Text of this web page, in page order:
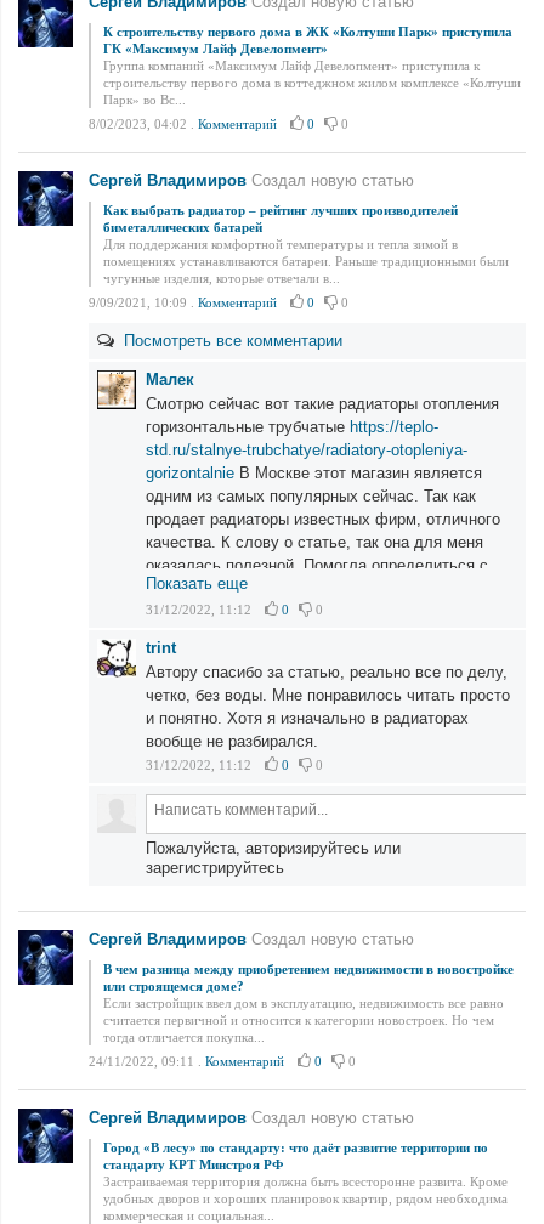
К строительству первого дома в ЖК «Колтуши Парк» приступила
ГК «Максимум Лайф Девелопмент»
Группа компаний «Максимум Лайф Девелопмент» приступила к
строительству первого дома в коттеджном жилом комплексе «Колтуши
Парк» во Вс...
8/02/2023, 04:02
Комментарий 0 0
Сергей Владимиров Создал новую статью
Как выбрать радиатор – рейтинг лучших производителей
биметаллических батарей
Для поддержания комфортной температуры и тепла зимой в
помещениях устанавливаются батареи. Раньше традиционными были
чугунные изделия, которые отвечали в...
9/09/2021, 10:09
Комментарий 0 0
Посмотреть все комментарии
Малек
Смотрю сейчас вот такие радиаторы отопления
горизонтальные трубчатые https://teplo-
std.ru/stalnye-trubchatye/radiatory-otopleniya-
gorizontalnie В Москве этот магазин является
одним из самых популярных сейчас. Так как
продает радиаторы известных фирм, отличного
качества. К слову о статье, так она для меня
оказалась полезной. Помогла определиться с
выбором.
Показать еще
31/12/2022, 11:12 0 0
trint
Автору спасибо за статью, реально все по делу,
четко, без воды. Мне понравилось читать просто
и понятно. Хотя я изначально в радиаторах
вообще не разбирался.
31/12/2022, 11:12 0 0
Пожалуйста, авторизируйтесь или
зарегистрируйтесь
Сергей Владимиров Создал новую статью
В чем разница между приобретением недвижимости в новостройке
или строящемся доме?
Если застройщик ввел дом в эксплуатацию, недвижимость все равно
считается первичной и относится к категории новостроек. Но чем
тогда отличается покупка...
24/11/2022, 09:11
Комментарий 0 0
Сергей Владимиров Создал новую статью
Город «В лесу» по стандарту: что даёт развитие территории по
стандарту КРТ Минстроя РФ
Застраиваемая территория должна быть всесторонне развита. Кроме
удобных дворов и хороших планировок квартир, рядом необходима
коммерческая и социальная...